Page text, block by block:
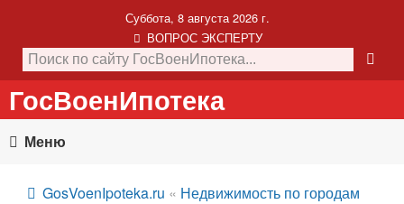
Суббота, 8 августа 2026 г.
ВОПРОС ЭКСПЕРТУ
ГосВоенИпотека
Меню
GosVoenIpoteka.ru « Недвижимость по городам